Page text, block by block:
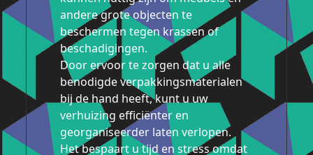
andere grote objecten te
beschermen tegen krassen of
beschadigingen.
Door ervoor te zorgen dat u alle
benodigde verpakkingsmaterialen
bij de hand heeft, kunt u uw
verhuizing efficiënter en
georganiseerder laten verlopen.
Het bespaart u tijd en stress omdat